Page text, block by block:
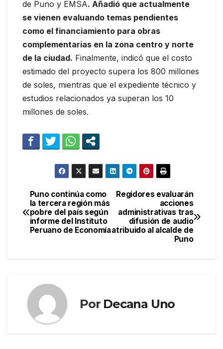
de Puno y EMSA. Añadió que actualmente
se vienen evaluando temas pendientes
como el financiamiento para obras
complementarias en la zona centro y norte
de la ciudad. Finalmente, indicó que el costo
estimado del proyecto supera los 800 millones
de soles, mientras que el expediente técnico y
estudios relacionados ya superan los 10
millones de soles.
Navegación
de
Regidores evaluarán
acciones
administrativas tras
difusión de audio
atribuido al alcalde de
Puno
Puno continúa como
la tercera región más
pobre del país según
informe del Instituto
Peruano de Economía
Por Decana Uno